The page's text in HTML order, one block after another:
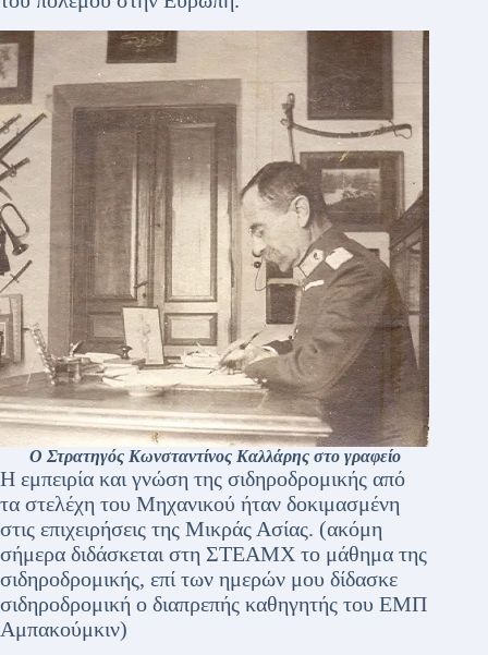
Ο Στρατηγός Κωνσταντίνος Καλλάρης στο γραφείο
Η εμπειρία και γνώση της σιδηροδρομικής από
τα στελέχη του Μηχανικού ήταν δοκιμασμένη
στις επιχειρήσεις της Μικράς Ασίας. (ακόμη
σήμερα διδάσκεται στη ΣΤΕΑΜΧ το μάθημα της
σιδηροδρομικής, επί των ημερών μου δίδασκε
σιδηροδρομική ο διαπρεπής καθηγητής του ΕΜΠ
Αμπακούμκιν)